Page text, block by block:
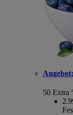
Angebot:
50 Extra